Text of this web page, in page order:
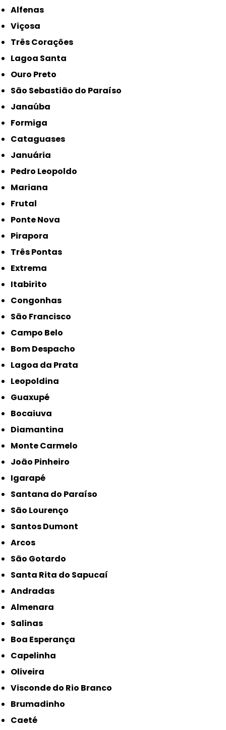
Alfenas
Viçosa
Três Corações
Lagoa Santa
Ouro Preto
São Sebastião do Paraíso
Janaúba
Formiga
Cataguases
Januária
Pedro Leopoldo
Mariana
Frutal
Ponte Nova
Pirapora
Três Pontas
Extrema
Itabirito
Congonhas
São Francisco
Campo Belo
Bom Despacho
Lagoa da Prata
Leopoldina
Guaxupé
Bocaiuva
Diamantina
Monte Carmelo
João Pinheiro
Igarapé
Santana do Paraíso
São Lourenço
Santos Dumont
Arcos
São Gotardo
Santa Rita do Sapucaí
Andradas
Almenara
Salinas
Boa Esperança
Capelinha
Oliveira
Visconde do Rio Branco
Brumadinho
Caeté